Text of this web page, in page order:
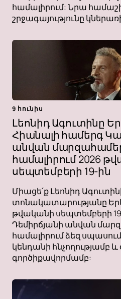
համալիրում: Նրա
շրջագայությունը
9 հունիս
Լեոնիդ Ագուտինը
Հիանալի համերգ
անվան
համալիրում 2026
սեպտեմբերի 19-ին
Միացե՛ք Լեոնիդ
տոնակատարությանը
թվականի սեպտեմբերի
Դեմիրճյանի անվան
համալիրում ձեզ
կենդանի հնչողությամբ և
գործիքավորմամբ: